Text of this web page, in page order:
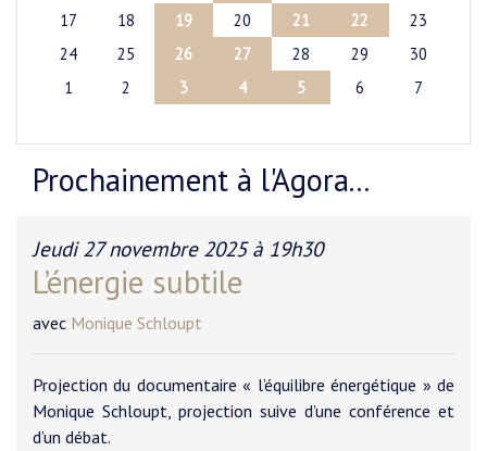
17
18 19 20 21 22
23
24
25 26 27 28 29
30
1
2 3 4 5 6 7
Prochainement à l'Agora...
Jeudi 27 novembre 2025 à 19h30
L’énergie subtile
avec Monique Schloupt
Projection du documentaire « l’équilibre énergétique » de
Monique Schloupt, projection suive d’une conférence et
d’un débat.